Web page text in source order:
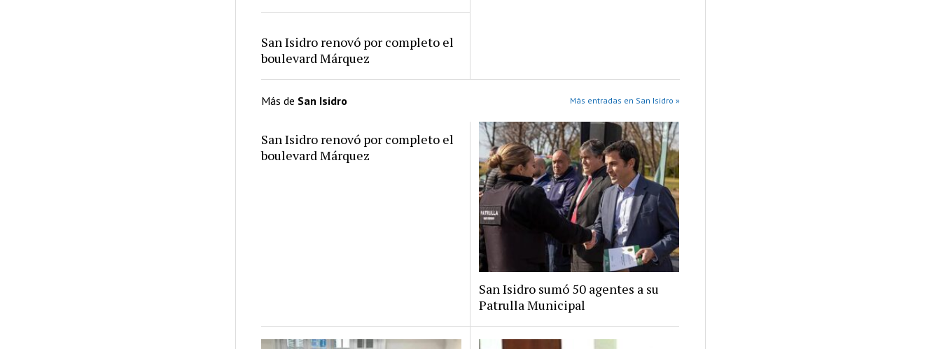
San Isidro renovó por completo el
boulevard Márquez
Más de San Isidro Más entradas en San Isidro »
San Isidro renovó por completo el
boulevard Márquez
San Isidro sumó 50 agentes a su
Patrulla Municipal